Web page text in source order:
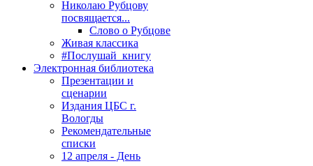
Николаю Рубцову
посвящается...
Слово о Рубцове
Живая классика
#Послушай_книгу
Электронная библиотека
Презентации и
сценарии
Издания ЦБС г.
Вологды
Рекомендательные
списки
12 апреля - День